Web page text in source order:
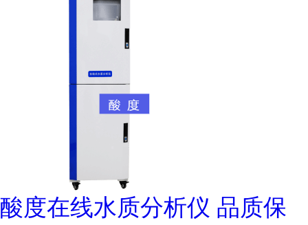
酸度在线水质分析仪 品质保